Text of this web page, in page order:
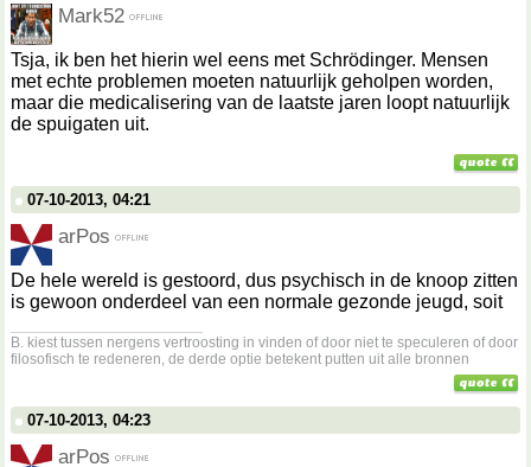
Mark52
Tsja, ik ben het hierin wel eens met Schrödinger. Mensen
met echte problemen moeten natuurlijk geholpen worden,
maar die medicalisering van de laatste jaren loopt natuurlijk
de spuigaten uit.
07-10-2013, 04:21
arPos
De hele wereld is gestoord, dus psychisch in de knoop zitten
is gewoon onderdeel van een normale gezonde jeugd, soit
B. kiest tussen nergens vertroosting in vinden of door niet te speculeren of door
filosofisch te redeneren, de derde optie betekent putten uit alle bronnen
07-10-2013, 04:23
arPos